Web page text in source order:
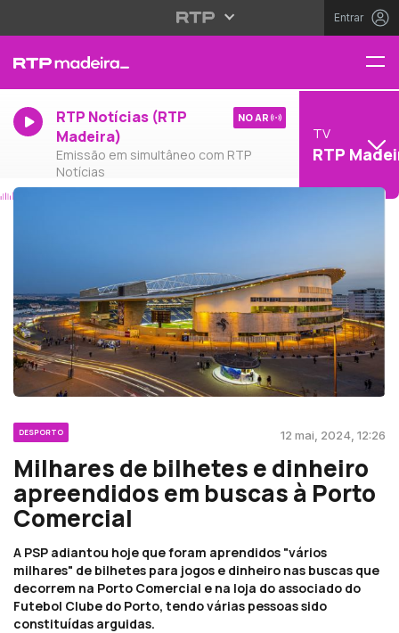
Entrar
RTP Notícias (RTP
Madeira)
Emissão em simultâneo com RTP
Notícias
NO AR
TV
RTP
DESPORTO 12 mai, 2024, 12:26
Milhares de bilhetes e dinheiro
apreendidos em buscas à Porto
Comercial
A PSP adiantou hoje que foram aprendidos "vários
milhares" de bilhetes para jogos e dinheiro nas buscas que
decorrem na Porto Comercial e na loja do associado do
Futebol Clube do Porto, tendo várias pessoas sido
constituídas arguidas.